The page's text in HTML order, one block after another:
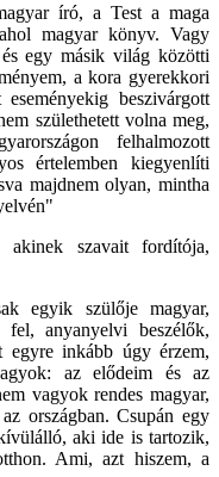
író, a Test a maga
magyar könyv. Vagy
egy másik világ közötti
a kora gyerekkori
beszivárgott
születhetett volna meg,
felhalmozott
értelemben kiegyenlíti
majdnem olyan, mintha
szavait fordítója,
egyik szülője magyar,
anyanyelvi beszélők,
inkább úgy érzem,
az elődeim és az
vagyok rendes magyar,
országban. Csupán egy
aki ide is tartozik,
Ami, azt hiszem, a